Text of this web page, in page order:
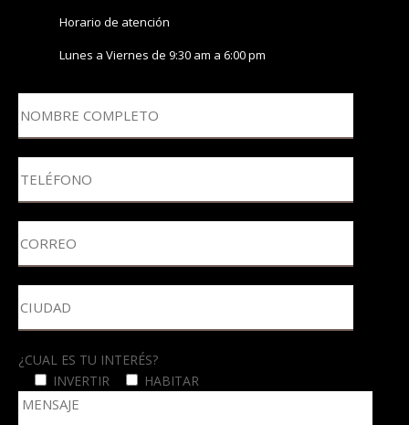
Horario de atención
Lunes a Viernes de 9:30 am a 6:00 pm
¿CUAL ES TU INTERÉS?
INVERTIR
HABITAR